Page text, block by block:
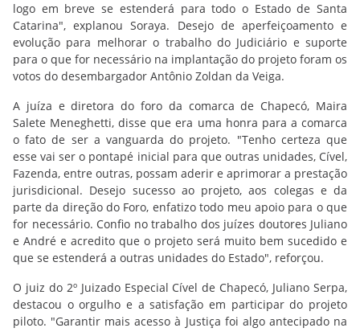
logo em breve se estenderá para todo o Estado de Santa
Catarina", explanou Soraya. Desejo de aperfeiçoamento e
evolução para melhorar o trabalho do Judiciário e suporte
para o que for necessário na implantação do projeto foram os
votos do desembargador Antônio Zoldan da Veiga.
A juíza e diretora do foro da comarca de Chapecó, Maira
Salete Meneghetti, disse que era uma honra para a comarca
o fato de ser a vanguarda do projeto. "Tenho certeza que
esse vai ser o pontapé inicial para que outras unidades, Cível,
Fazenda, entre outras, possam aderir e aprimorar a prestação
jurisdicional. Desejo sucesso ao projeto, aos colegas e da
parte da direção do Foro, enfatizo todo meu apoio para o que
for necessário. Confio no trabalho dos juízes doutores Juliano
e André e acredito que o projeto será muito bem sucedido e
que se estenderá a outras unidades do Estado", reforçou.
O juiz do 2º Juizado Especial Cível de Chapecó, Juliano Serpa,
destacou o orgulho e a satisfação em participar do projeto
piloto. "Garantir mais acesso à Justiça foi algo antecipado na